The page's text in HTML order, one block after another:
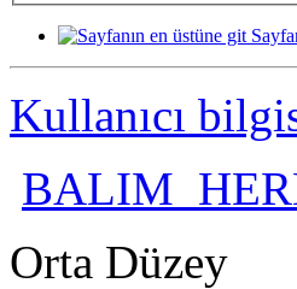
Kullanıcı
Orta Düzey